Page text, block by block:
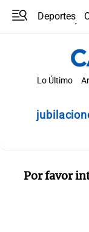
Deportes
Lo Último
Por favor